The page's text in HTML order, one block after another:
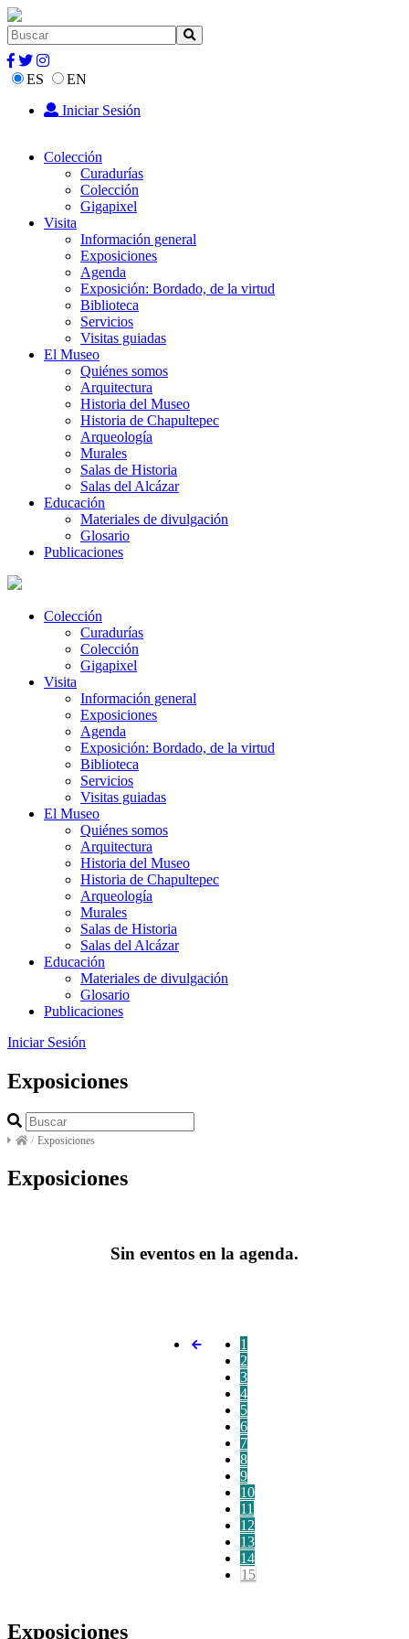
ES
EN
Iniciar Sesión
Colección
Curadurías
Colección
Gigapixel
Visita
Información general
Exposiciones
Agenda
Exposición: Bordado, de la virtud
Biblioteca
Servicios
Visitas guiadas
El Museo
Quiénes somos
Arquitectura
Historia del Museo
Historia de Chapultepec
Arqueología
Murales
Salas de Historia
Salas del Alcázar
Educación
Materiales de divulgación
Glosario
Publicaciones
Colección
Curadurías
Colección
Gigapixel
Visita
Información general
Exposiciones
Agenda
Exposición: Bordado, de la virtud
Biblioteca
Servicios
Visitas guiadas
El Museo
Quiénes somos
Arquitectura
Historia del Museo
Historia de Chapultepec
Arqueología
Murales
Salas de Historia
Salas del Alcázar
Educación
Materiales de divulgación
Glosario
Publicaciones
Iniciar Sesión
Exposiciones
/ Exposiciones
Exposiciones
Sin eventos en la agenda.
1
2
3
4
5
6
7
8
9
10
11
12
13
14
15
Exposiciones